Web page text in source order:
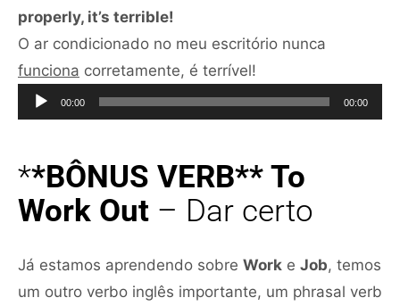
properly, it’s terrible!
O ar condicionado no meu escritório nunca
funciona corretamente, é terrível!
de
áudio
00:00 00:00
**BÔNUS VERB** To
Work Out – Dar certo
Já estamos aprendendo sobre Work e Job, temos
um outro verbo inglês importante, um phrasal verb